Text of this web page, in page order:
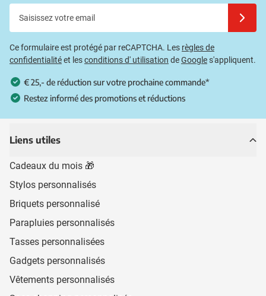
Ce formulaire est protégé par reCAPTCHA. Les règles de
confidentialitéet lesconditions d' utilisation deGoogles'appliquent.
€ 25,- de réduction sur votre prochaine commande*
Restez informé des promotions et réductions
Liens utiles
Cadeaux du mois 🎁
Stylos personnalisés
Briquets personnalisé
Parapluies personnalisés
Tasses personnalisées
Gadgets personnalisés
Vêtements personnalisés